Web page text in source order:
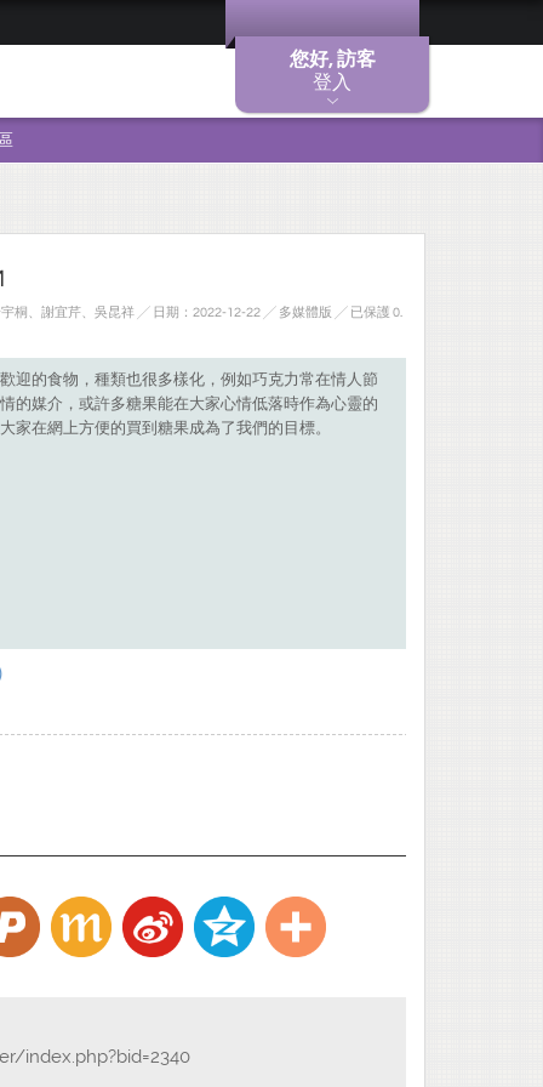
您好, 訪客
登入
桐、謝宜芹、吳昆祥 ╱ 日期：2022-12-22 ╱ 多媒體版 ╱ 已保護 0.
迎的食物，種類也很多樣化，例如巧克力常在情人節
的媒介，或許多糖果能在大家心情低落時作為心靈的
家在網上方便的買到糖果成為了我們的目標。
index.php?bid=2340